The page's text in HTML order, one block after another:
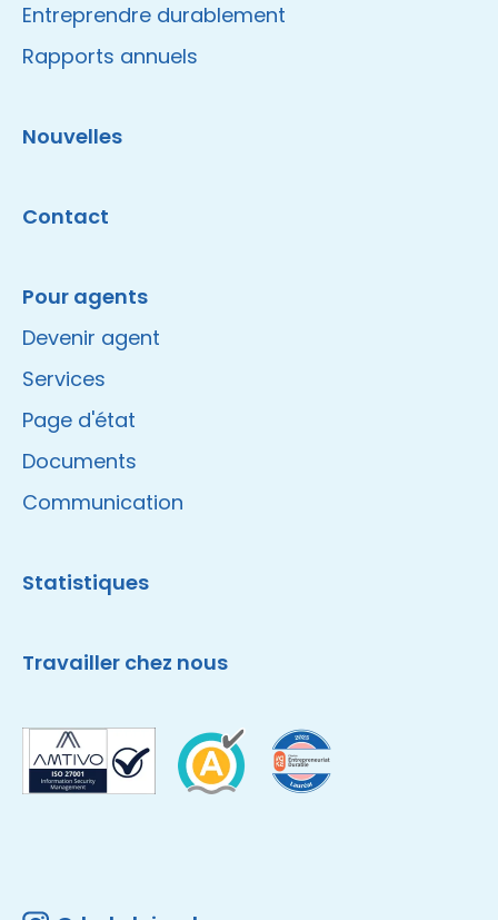
Entreprendre durablement
Rapports annuels
Nouvelles
Contact
Pour agents
Devenir agent
Services
Page d'état
Documents
Communication
Statistiques
Travailler chez nous